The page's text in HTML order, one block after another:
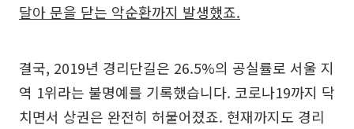
달아 문을 닫는 악순환까지 발생했죠.
결국, 2019년 경리단길은 26.5%의 공실률로 서울 지
역 1위라는 불명예를 기록했습니다. 코로나19까지 닥
치면서 상권은 완전히 허물어졌죠. 현재까지도 경리